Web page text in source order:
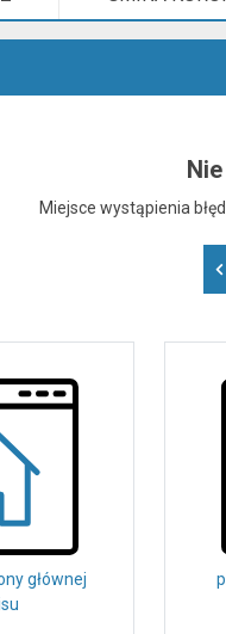
Miejsce wystąpienia
głównej